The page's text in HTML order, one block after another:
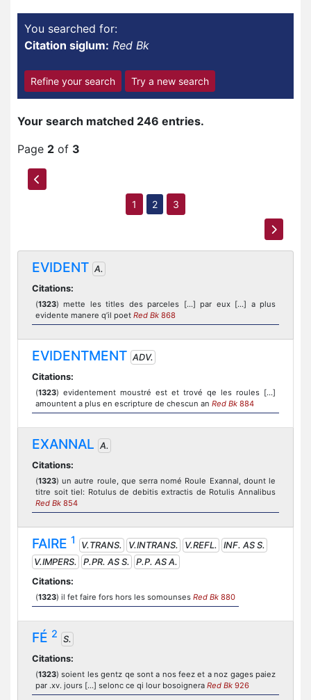
You searched for:
Citation siglum: Red Bk
Refine your search Try a new search
Your search matched 246 entries.
Page 2 of 3
1 2 3
EVIDENT A.
Citations:
(1323) mette les titles des parceles [...] par eux [...] a plus
evidente manere q’il poet Red Bk 868
EVIDENTMENT ADV.
Citations:
(1323) evidentement moustré est et trové qe les roules [...]
amountent a plus en escripture de chescun an Red Bk 884
EXANNAL A.
Citations:
(1323) un autre roule, que serra nomé Roule Exannal, dount le
titre soit tiel: Rotulus de debitis extractis de Rotulis Annalibus
Red Bk 854
FAIRE 1 V.TRANS. V.INTRANS. V.REFL.
INF. AS S.
V.IMPERS.
P.PR. AS S.
P.P. AS A.
Citations:
(1323) il fet faire fors hors les somounses Red Bk 880
FÉ 2 S.
Citations:
(1323) soient les gentz qe sont a nos feez et a noz gages paiez
par .xv. jours [...] selonc ce qi lour bosoignera Red Bk 926